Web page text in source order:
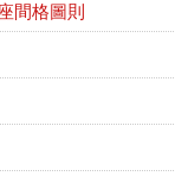
間格圖則